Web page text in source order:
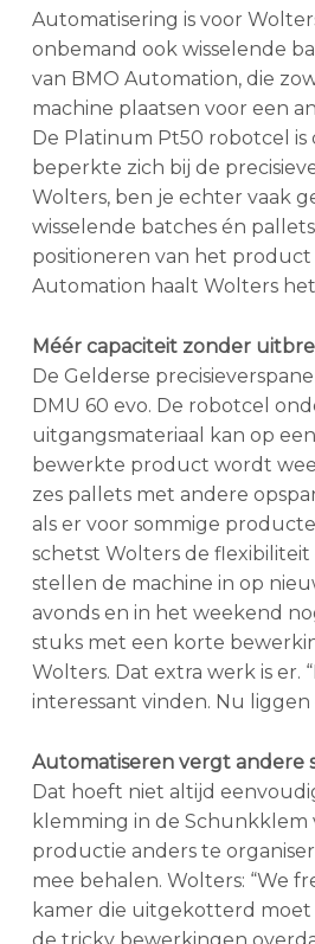
Automatisering is voor
onbemand ook wisselende
van BMO Automation, die
machine plaatsen voor een
De Platinum Pt50 robotcel is
beperkte zich bij de
Wolters, ben je echter vaak
wisselende batches én
positioneren van het product
Automation haalt Wolters
Méér capaciteit zonder
De Gelderse
DMU 60 evo. De robotcel
uitgangsmateriaal kan op
bewerkte product wordt
zes pallets met andere
als er voor sommige
schetst Wolters de
stellen de machine in op
avonds en in het weekend
stuks met een korte
Wolters. Dat extra werk is
interessant vinden. Nu
Automatiseren vergt andere
Dat hoeft niet altijd
klemming in de Schunkklem
productie anders te
mee behalen. Wolters: “We
kamer die uitgekotterd